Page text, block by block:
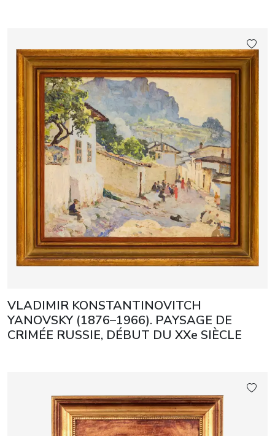
VLADIMIR KONSTANTINOVITCH
YANOVSKY (1876–1966). PAYSAGE DE
CRIMÉE RUSSIE, DÉBUT DU XXe SIÈCLE